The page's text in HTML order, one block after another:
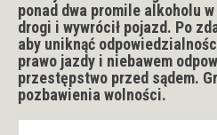
ponad dwa promile alkoholu
drogi i wywrócił pojazd. Po
aby uniknąć
prawo jazdy i niebawem
przestępstwo przed sądem.
pozbawienia wolności.